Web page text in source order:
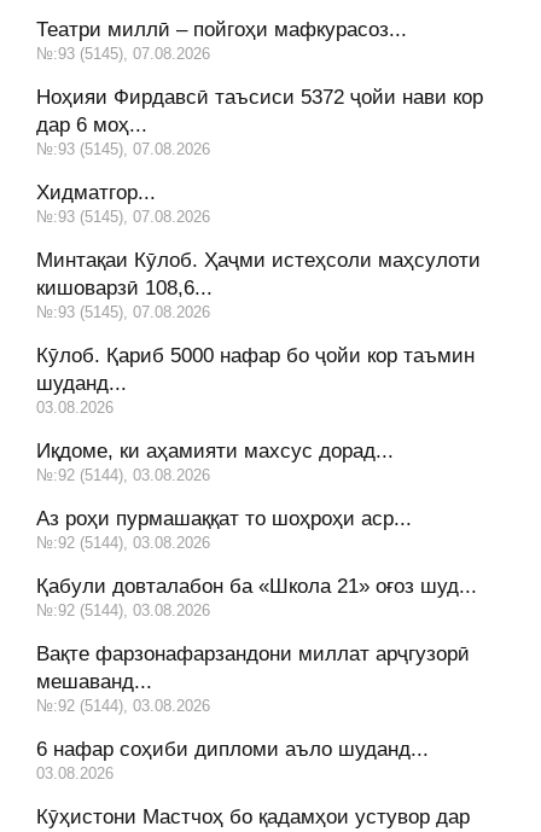
Театри миллӣ – пойгоҳи мафкурасоз...
№:93 (5145), 07.08.2026
Ноҳияи Фирдавсӣ таъсиси 5372 ҷойи нави кор
дар 6 моҳ...
№:93 (5145), 07.08.2026
Хидматгор...
№:93 (5145), 07.08.2026
Минтақаи Кӯлоб. Ҳаҷми истеҳсоли маҳсулоти
кишоварзӣ 108,6...
№:93 (5145), 07.08.2026
Кӯлоб. Қариб 5000 нафар бо ҷойи кор таъмин
шуданд...
03.08.2026
Иқдоме, ки аҳамияти махсус дорад...
№:92 (5144), 03.08.2026
Аз роҳи пурмашаққат то шоҳроҳи аср...
№:92 (5144), 03.08.2026
Қабули довталабон ба «Школа 21» оғоз шуд...
№:92 (5144), 03.08.2026
Вақте фарзонафарзандони миллат арҷгузорӣ
мешаванд...
№:92 (5144), 03.08.2026
6 нафар соҳиби дипломи аъло шуданд...
03.08.2026
Кӯҳистони Мастчоҳ бо қадамҳои устувор дар